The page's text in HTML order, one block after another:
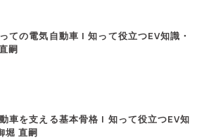
ての電気自動車 | 知って役立つEV知識・
嗣
車を支える基本骨格 | 知って役立つEV知
堀 直嗣